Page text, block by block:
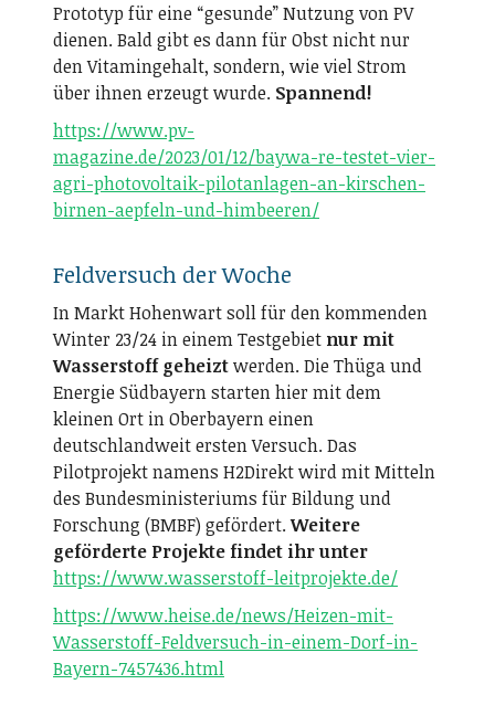
Prototyp für eine “gesunde” Nutzung von PV
dienen. Bald gibt es dann für Obst nicht nur
den Vitamingehalt, sondern, wie viel Strom
über ihnen erzeugt wurde. Spannend!
https://www.pv-
magazine.de/2023/01/12/baywa-re-testet-vier-
agri-photovoltaik-pilotanlagen-an-kirschen-
birnen-aepfeln-und-himbeeren/
Feldversuch der Woche
In Markt Hohenwart soll für den kommenden
Winter 23/24 in einem Testgebiet nur mit
Wasserstoff geheiztwerden. Die Thüga und
Energie Südbayern starten hier mit dem
kleinen Ort in Oberbayern einen
deutschlandweit ersten Versuch. Das
Pilotprojekt namens H2Direkt wird mit Mitteln
des Bundesministeriums für Bildung und
Forschung (BMBF) gefördert.Weitere
geförderte Projekte findet ihr unter
https://www.wasserstoff-leitprojekte.de/
https://www.heise.de/news/Heizen-mit-
Wasserstoff-Feldversuch-in-einem-Dorf-in-
Bayern-7457436.html